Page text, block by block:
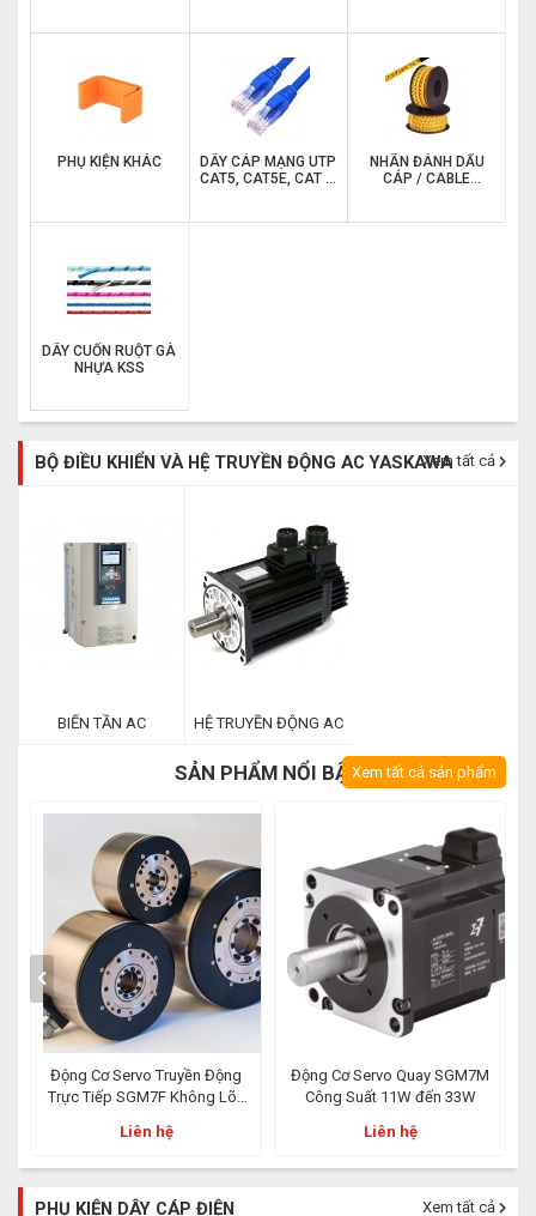
PHỤ KIỆN KHÁC
DÂY CÁP MẠNG UTP
CAT5, CAT5E, CAT 6,
NHÃN ĐÁNH DẤU
CÁP / CABLE
DÂY CUỐN RUỘT GÀ
NHỰA KSS
BỘ ĐIỀU KHIỂN VÀ HỆ TRUYỀN ĐỘNG AC YASKAWAXem tất cả
BIẾN TẦN AC HỆ TRUYỀN ĐỘNG AC
SẢN PHẨM NỔI BẬTXem tất cả sản phẩm
Động Cơ Servo Truyền Động
Trực Tiếp SGM7F Không Lõi,
Nhỏ 2Nm đến 35Nm
Liên hệ
Động Cơ Servo Quay SGM7M
Công Suất 11W đến 33W
Liên hệ
PHỤ KIỆN DÂY CÁP ĐIỆN Xem tất cả